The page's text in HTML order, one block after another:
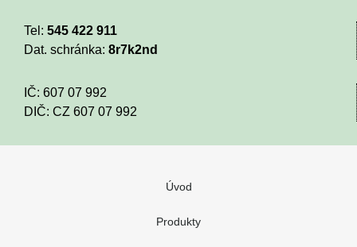
Tel: 545 422 911
Dat. schránka: 8r7k2nd
IČ: 607 07 992
DIČ: CZ 607 07 992
Nenašli jste co potřebujete nebo máte
Úvod
Produkty